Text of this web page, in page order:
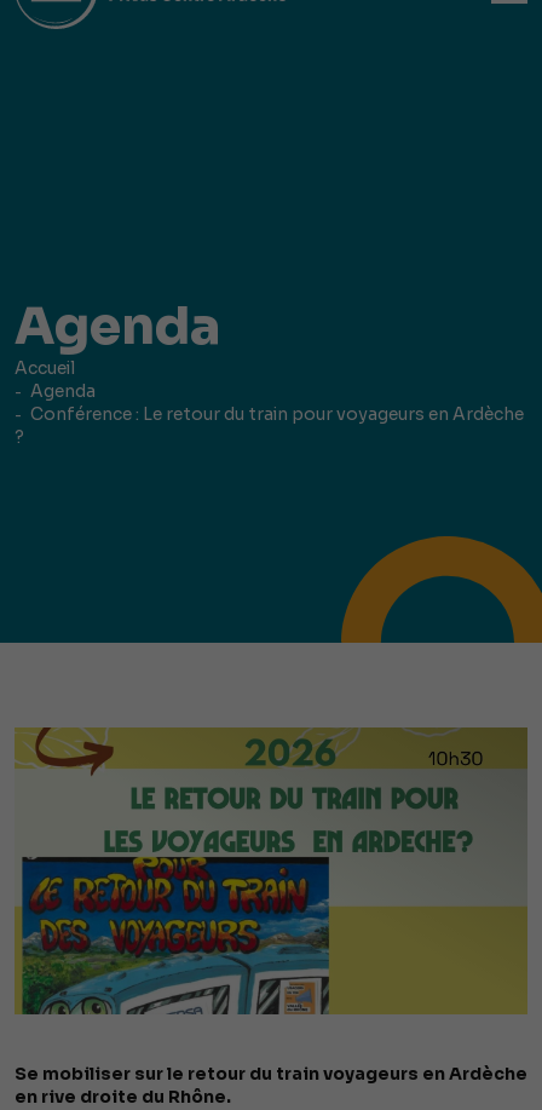
Agenda
Accueil
Agenda
Conférence : Le retour du train pour voyageurs en Ardèche
?
Se mobiliser sur le retour du train voyageurs en Ardèche
en rive droite du Rhône.